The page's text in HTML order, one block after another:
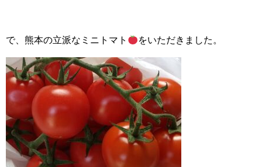
で、熊本の立派なミニトマト をいただきました。